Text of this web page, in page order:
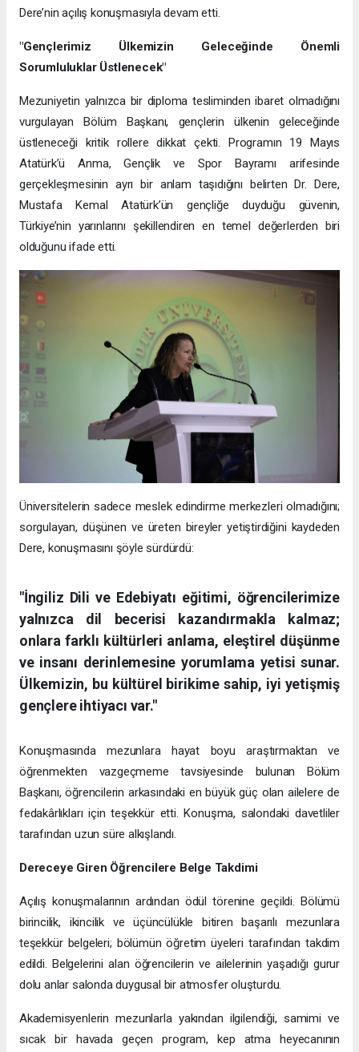
Dere’nin açılış konuşmasıyla devam etti.
"Gençlerimiz Ülkemizin Geleceğinde Önemli
Sorumluluklar Üstlenecek"
Mezuniyetin yalnızca bir diploma tesliminden ibaret olmadığını
vurgulayan Bölüm Başkanı, gençlerin ülkenin geleceğinde
üstleneceği kritik rollere dikkat çekti. Programın 19 Mayıs
Atatürk’ü Anma, Gençlik ve Spor Bayramı arifesinde
gerçekleşmesinin ayrı bir anlam taşıdığını belirten Dr. Dere,
Mustafa Kemal Atatürk’ün gençliğe duyduğu güvenin,
Türkiye’nin yarınlarını şekillendiren en temel değerlerden biri
olduğunu ifade etti.
Üniversitelerin sadece meslek edindirme merkezleri olmadığını;
sorgulayan, düşünen ve üreten bireyler yetiştirdiğini kaydeden
Dere, konuşmasını şöyle sürdürdü:
"İngiliz Dili ve Edebiyatı eğitimi, öğrencilerimize
yalnızca dil becerisi kazandırmakla kalmaz;
onlara farklı kültürleri anlama, eleştirel düşünme
ve insanı derinlemesine yorumlama yetisi sunar.
Ülkemizin, bu kültürel birikime sahip, iyi yetişmiş
gençlere ihtiyacı var."
Konuşmasında mezunlara hayat boyu araştırmaktan ve
öğrenmekten vazgeçmeme tavsiyesinde bulunan Bölüm
Başkanı, öğrencilerin arkasındaki en büyük güç olan ailelere de
fedakârlıkları için teşekkür etti. Konuşma, salondaki davetliler
tarafından uzun süre alkışlandı.
Dereceye Giren Öğrencilere Belge Takdimi
Açılış konuşmalarının ardından ödül törenine geçildi. Bölümü
birincilik, ikincilik ve üçüncülükle bitiren başarılı mezunlara
teşekkür belgeleri; bölümün öğretim üyeleri tarafından takdim
edildi. Belgelerini alan öğrencilerin ve ailelerinin yaşadığı gurur
dolu anlar salonda duygusal bir atmosfer oluşturdu.
Akademisyenlerin mezunlarla yakından ilgilendiği, samimi ve
sıcak bir havada geçen program, kep atma heyecanının